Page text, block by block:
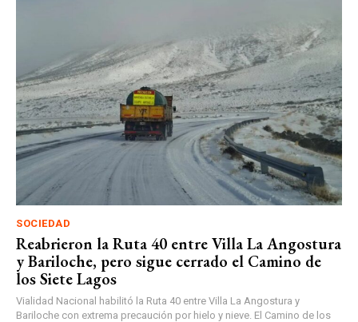
SOCIEDAD
Reabrieron la Ruta 40 entre Villa La Angostura
y Bariloche, pero sigue cerrado el Camino de
los Siete Lagos
Vialidad Nacional habilitó la Ruta 40 entre Villa La Angostura y
Bariloche con extrema precaución por hielo y nieve. El Camino de los